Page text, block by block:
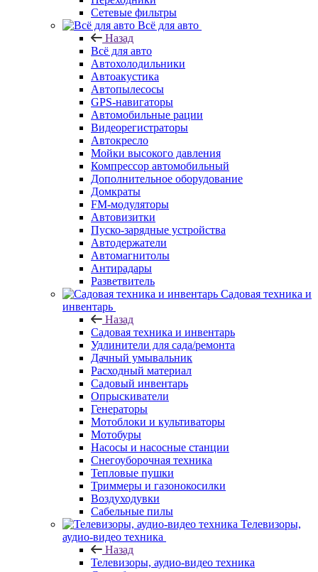
Сетевые фильтры
Всё для авто
Назад
Всё для авто
Автохолодильники
Автоакустика
Автопылесосы
GPS-навигаторы
Автомобильные рации
Видеорегистраторы
Автокресло
Мойки высокого давления
Компрессор автомобильный
Дополнительное оборудование
Домкраты
FM-модуляторы
Автовизитки
Пуско-зарядные устройства
Автодержатели
Автомагнитолы
Антирадары
Разветвитель
Садовая техника и
инвентарь
Назад
Садовая техника и инвентарь
Удлинители для сада/ремонта
Дачный умывальник
Расходный материал
Садовый инвентарь
Опрыскиватели
Генераторы
Мотоблоки и культиваторы
Мотобуры
Насосы и насосные станции
Снегоуборочная техника
Тепловые пушки
Триммеры и газонокосилки
Воздуходувки
Сабельные пилы
Телевизоры,
аудио-видео техника
Назад
Телевизоры, аудио-видео техника